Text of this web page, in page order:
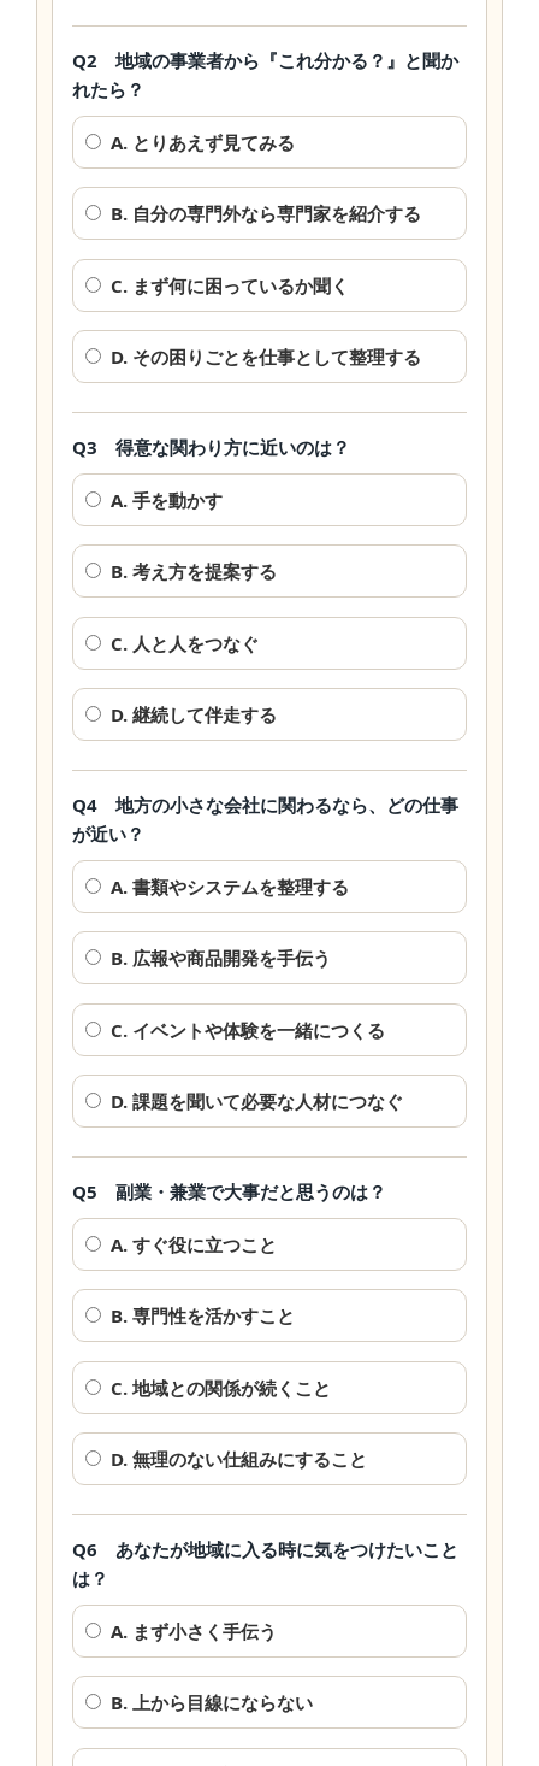
Q2 地域の事業者から『これ分かる？』と聞か
れたら？
A. とりあえず見てみる
B. 自分の専門外なら専門家を紹介する
C. まず何に困っているか聞く
D. その困りごとを仕事として整理する
Q3 得意な関わり方に近いのは？
A. 手を動かす
B. 考え方を提案する
C. 人と人をつなぐ
D. 継続して伴走する
Q4 地方の小さな会社に関わるなら、どの仕事
が近い？
A. 書類やシステムを整理する
B. 広報や商品開発を手伝う
C. イベントや体験を一緒につくる
D. 課題を聞いて必要な人材につなぐ
Q5 副業・兼業で大事だと思うのは？
A. すぐ役に立つこと
B. 専門性を活かすこと
C. 地域との関係が続くこと
D. 無理のない仕組みにすること
Q6 あなたが地域に入る時に気をつけたいこと
は？
A. まず小さく手伝う
B. 上から目線にならない